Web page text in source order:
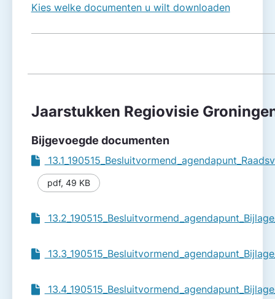
Kies welke documenten u wilt downloaden
Jaarstukken Regiovisie
Bijgevoegde documenten
pdf, 49 KB